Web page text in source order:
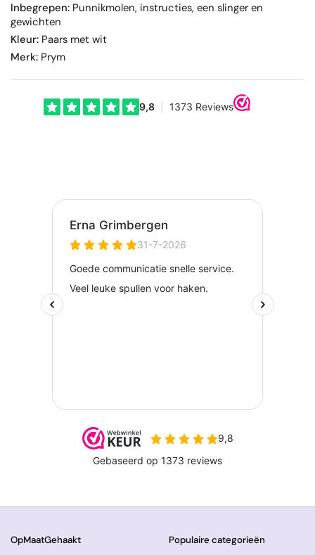
Inbegrepen: Punnikmolen, instructies, een slinger en
gewichten
Kleur: Paars met wit
Merk: Prym
OpMaatGehaakt Populaire categorieën